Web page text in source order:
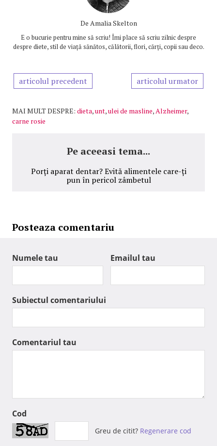
De Amalia Skelton
E o bucurie pentru mine să scriu! Îmi place să scriu zilnic despre
despre diete, stil de viață sănătos, călătorii, flori, cărți, copii sau deco.
articolul precedent articolul urmator
MAI MULT DESPRE: dieta,unt,ulei de masline, Alzheimer,
carne rosie
Pe aceeasi tema...
Porți aparat dentar? Evită alimentele care-ți
pun în pericol zâmbetul
Posteaza comentariu
Numele tau Emailul tau
Subiectul comentariului
Comentariul tau
Cod
Greu de citit? Regenerare cod